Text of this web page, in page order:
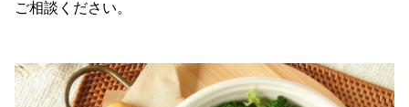
ご相談ください。